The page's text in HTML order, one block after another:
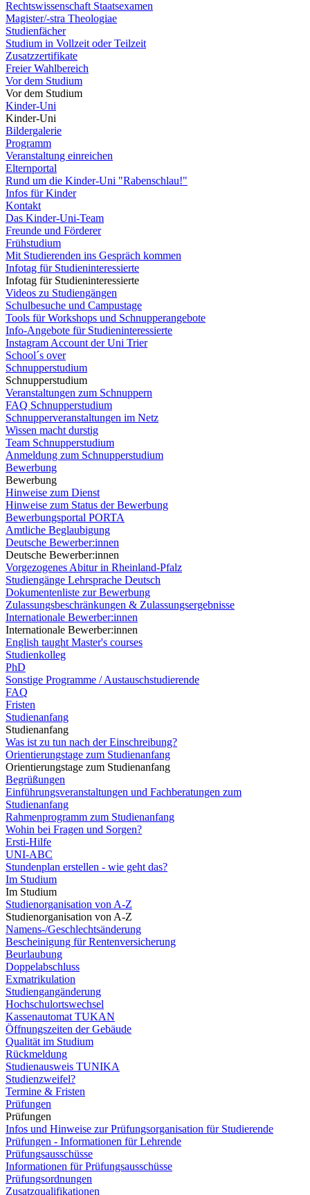
Rechtswissenschaft Staatsexamen
Magister/-stra Theologiae
Studienfächer
Studium in Vollzeit oder Teilzeit
Zusatzzertifikate
Freier Wahlbereich
Vor dem Studium
Vor dem Studium
Kinder-Uni
Kinder-Uni
Bildergalerie
Programm
Veranstaltung einreichen
Elternportal
Rund um die Kinder-Uni "Rabenschlau!"
Infos für Kinder
Kontakt
Das Kinder-Uni-Team
Freunde und Förderer
Frühstudium
Mit Studierenden ins Gespräch kommen
Infotag für Studieninteressierte
Infotag für Studieninteressierte
Videos zu Studiengängen
Schulbesuche und Campustage
Tools für Workshops und Schnupperangebote
Info-Angebote für Studieninteressierte
Instagram Account der Uni Trier
School´s over
Schnupperstudium
Schnupperstudium
Veranstaltungen zum Schnuppern
FAQ Schnupperstudium
Schnupperveranstaltungen im Netz
Wissen macht durstig
Team Schnupperstudium
Anmeldung zum Schnupperstudium
Bewerbung
Bewerbung
Hinweise zum Dienst
Hinweise zum Status der Bewerbung
Bewerbungsportal PORTA
Amtliche Beglaubigung
Deutsche Bewerber:innen
Deutsche Bewerber:innen
Vorgezogenes Abitur in Rheinland-Pfalz
Studiengänge Lehrsprache Deutsch
Dokumentenliste zur Bewerbung
Zulassungsbeschränkungen & Zulassungsergebnisse
Internationale Bewerber:innen
Internationale Bewerber:innen
English taught Master's courses
Studienkolleg
PhD
Sonstige Programme / Austauschstudierende
FAQ
Fristen
Studienanfang
Studienanfang
Was ist zu tun nach der Einschreibung?
Orientierungstage zum Studienanfang
Orientierungstage zum Studienanfang
Begrüßungen
Einführungsveranstaltungen und Fachberatungen zum
Studienanfang
Rahmenprogramm zum Studienanfang
Wohin bei Fragen und Sorgen?
Ersti-Hilfe
UNI-ABC
Stundenplan erstellen - wie geht das?
Im Studium
Im Studium
Studienorganisation von A-Z
Studienorganisation von A-Z
Namens-/Geschlechtsänderung
Bescheinigung für Rentenversicherung
Beurlaubung
Doppelabschluss
Exmatrikulation
Studiengangänderung
Hochschulortswechsel
Kassenautomat TUKAN
Öffnungszeiten der Gebäude
Qualität im Studium
Rückmeldung
Studienausweis TUNIKA
Studienzweifel?
Termine & Fristen
Prüfungen
Prüfungen
Infos und Hinweise zur Prüfungsorganisation für Studierende
Prüfungen - Informationen für Lehrende
Prüfungsausschüsse
Informationen für Prüfungsausschüsse
Prüfungsordnungen
Zusatzqualifikationen